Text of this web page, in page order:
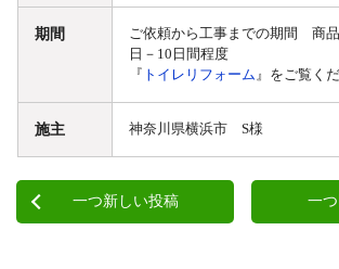
期間
ご依頼から工事までの期間 商
日－10日間程度
『 トイレリフォーム 』をご覧く
施主 神奈川県横浜市 S様
一つ新しい投稿 一